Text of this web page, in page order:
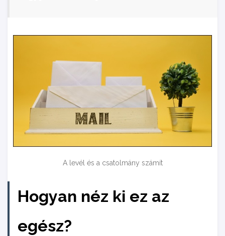
A levél és a csatolmány számít
Hogyan néz ki ez az
egész?